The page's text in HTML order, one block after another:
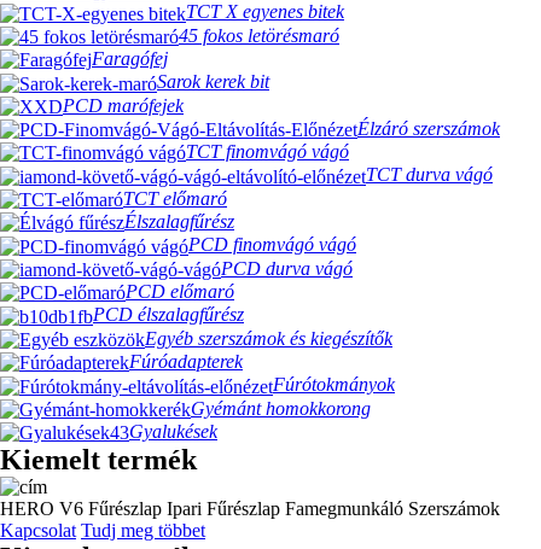
TCT X egyenes bitek
45 fokos letörésmaró
Faragófej
Sarok kerek bit
PCD marófejek
Élzáró szerszámok
TCT finomvágó vágó
TCT durva vágó
TCT előmaró
Élszalagfűrész
PCD finomvágó vágó
PCD durva vágó
PCD előmaró
PCD élszalagfűrész
Egyéb szerszámok és kiegészítők
Fúróadapterek
Fúrótokmányok
Gyémánt homokkorong
Gyalukések
Kiemelt termék
HERO V6 Fűrészlap Ipari Fűrészlap Famegmunkáló Szerszámok
Kapcsolat Tudj meg többet